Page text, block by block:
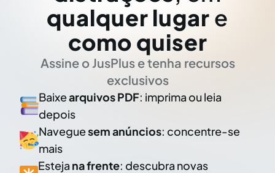
qualquer lugar e
como quiser
Assine o JusPlus e tenha recursos
exclusivos
Baixearquivos PDF: imprima ou leia
depois
Naveguesem anúncios: concentre-se
mais
Esteja na frente: descubra novas